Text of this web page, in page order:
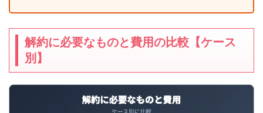
解約に必要なものと費用の比較【ケース
別】